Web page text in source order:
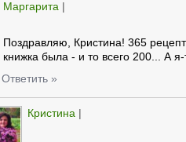
Маргарита |
Поздравляю, Кристина! 365
книжка была - и то всего 200... А
Ответить »
Кристина |